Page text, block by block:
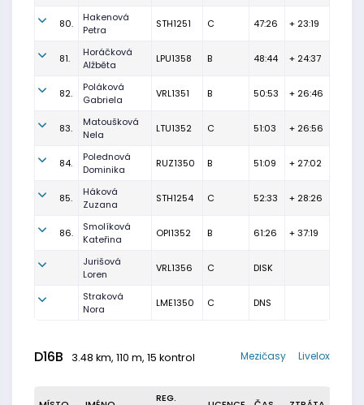
80.
Hakenová
Petra
STH1251 C 47:26 + 23:19
81.
Horáčková
Alžběta
LPU1358 B 48:44 + 24:37
82.
Poláková
Gabriela
VRL1351 B 50:53 + 26:46
83.
Matoušková
Nela
LTU1352 C 51:03 + 26:56
84.
Polednová
Dominika
RUZ1350 B 51:09 + 27:02
85.
Háková
Zuzana
STH1254 C 52:33 + 28:26
86.
Smolíková
Kateřina
OPI1352 B 61:26 + 37:19
Jurišová
Loren
VRL1356 C DISK
Straková
Nora
LME1350 C DNS
D16B 3.48 km, 110 m, 15 kontrol Livelox
Mezičasy
REG.